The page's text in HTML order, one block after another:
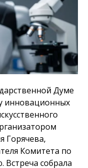
Думе
инновационных
Горячева,
Комитета по
собрала